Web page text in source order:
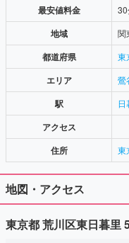
には予約をしてから訪れ
だと思いますので、次回
最安値料金
地域 関
都道府県 東
エリア 鶯
駅 日
アクセス
住所
東
地図・アクセス
東京都 荒川区東日暮里